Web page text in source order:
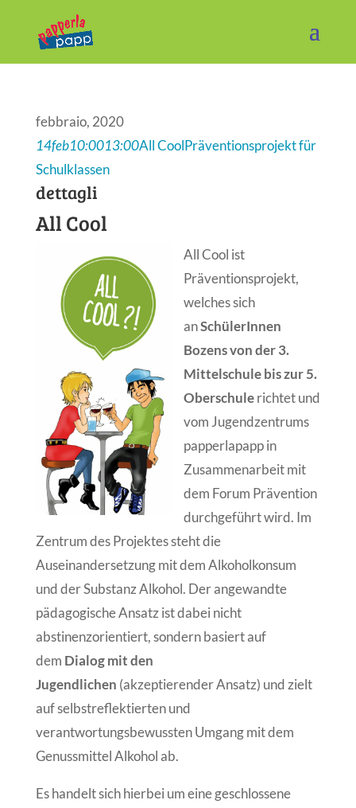
febbraio, 2020
14feb10:0013:00All CoolPräventionsprojekt für
Schulklassen
dettagli
All Cool
All Cool ist
Präventionsprojekt,
welches sich
anSchülerInnen
Bozens von der 3.
Mittelschule bis zur 5.
Oberschulerichtet und
vom Jugendzentrums
papperlapapp in
Zusammenarbeit mit
dem Forum Prävention
durchgeführt wird. Im
Zentrum des Projektes steht die
Auseinandersetzung mit dem Alkoholkonsum
und der Substanz Alkohol. Der angewandte
pädagogische Ansatz ist dabei nicht
abstinenzorientiert, sondern basiert auf
dem Dialog mit den
Jugendlichen (akzeptierender Ansatz) und zielt
auf selbstreflektierten und
verantwortungsbewussten Umgang mit dem
Genussmittel Alkohol ab.
Es handelt sich hierbei um eine geschlossene